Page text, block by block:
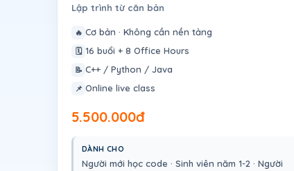
Lập trình từ căn bản
🔥 Cơ bản · Không cần nền tảng
🗓️ 16 buổi + 8 Office Hours
📝 C++ / Python / Java
📌 Online live class
5.500.000đ
DÀNH CHO
Người mới học code · Sinh viên năm 1-2 · Người